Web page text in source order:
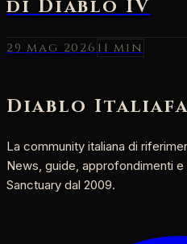
29 mag 2026 11 min
Diablo Italia
La community italiana di
News, guide, approfondimenti
Sanctuary dal 2009.